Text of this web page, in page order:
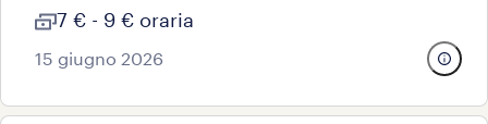
7 € - 9 € oraria
15 giugno 2026